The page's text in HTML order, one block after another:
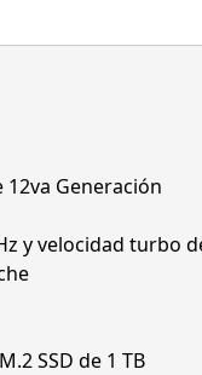
Generación
y velocidad turbo
SSD de 1 TB